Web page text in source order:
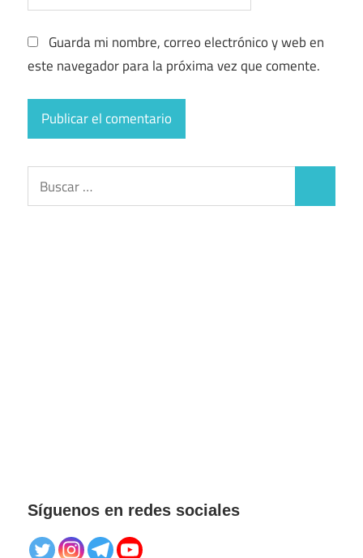
Guarda mi nombre, correo electrónico y web en
este navegador para la próxima vez que comente.
Buscar:
Síguenos en redes sociales